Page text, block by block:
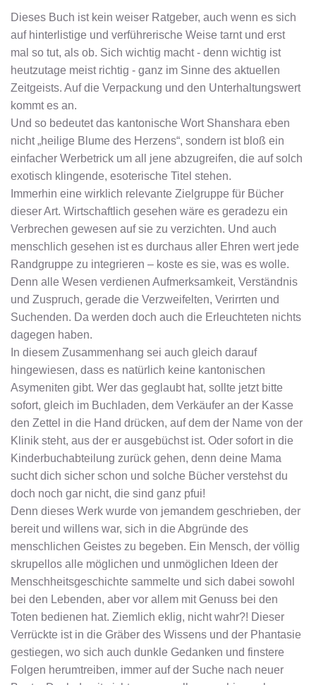
Dieses Buch ist kein weiser Ratgeber, auch wenn es sich
auf hinterlistige und verführerische Weise tarnt und erst
mal so tut, als ob. Sich wichtig macht - denn wichtig ist
heutzutage meist richtig - ganz im Sinne des aktuellen
Zeitgeists. Auf die Verpackung und den Unterhaltungswert
kommt es an.
Und so bedeutet das kantonische Wort Shanshara eben
nicht „heilige Blume des Herzens“, sondern ist bloß ein
einfacher Werbetrick um all jene abzugreifen, die auf solch
exotisch klingende, esoterische Titel stehen.
Immerhin eine wirklich relevante Zielgruppe für Bücher
dieser Art. Wirtschaftlich gesehen wäre es geradezu ein
Verbrechen gewesen auf sie zu verzichten. Und auch
menschlich gesehen ist es durchaus aller Ehren wert jede
Randgruppe zu integrieren – koste es sie, was es wolle.
Denn alle Wesen verdienen Aufmerksamkeit, Verständnis
und Zuspruch, gerade die Verzweifelten, Verirrten und
Suchenden. Da werden doch auch die Erleuchteten nichts
dagegen haben.
In diesem Zusammenhang sei auch gleich darauf
hingewiesen, dass es natürlich keine kantonischen
Asymeniten gibt. Wer das geglaubt hat, sollte jetzt bitte
sofort, gleich im Buchladen, dem Verkäufer an der Kasse
den Zettel in die Hand drücken, auf dem der Name von der
Klinik steht, aus der er ausgebüchst ist. Oder sofort in die
Kinderbuchabteilung zurück gehen, denn deine Mama
sucht dich sicher schon und solche Bücher verstehst du
doch noch gar nicht, die sind ganz pfui!
Denn dieses Werk wurde von jemandem geschrieben, der
bereit und willens war, sich in die Abgründe des
menschlichen Geistes zu begeben. Ein Mensch, der völlig
skrupellos alle möglichen und unmöglichen Ideen der
Menschheitsgeschichte sammelte und sich dabei sowohl
bei den Lebenden, aber vor allem mit Genuss bei den
Toten bedienen hat. Ziemlich eklig, nicht wahr?! Dieser
Verrückte ist in die Gräber des Wissens und der Phantasie
gestiegen, wo sich auch dunkle Gedanken und finstere
Folgen herumtreiben, immer auf der Suche nach neuer